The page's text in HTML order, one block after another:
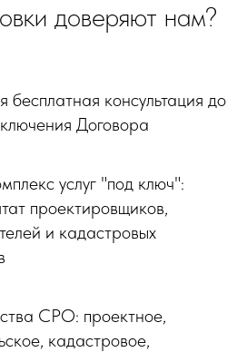
доверяют нам?
бесплатная консультация до
Договора
услуг "под ключ":
проектировщиков,
и кадастровых
СРО: проектное,
кадастровое,